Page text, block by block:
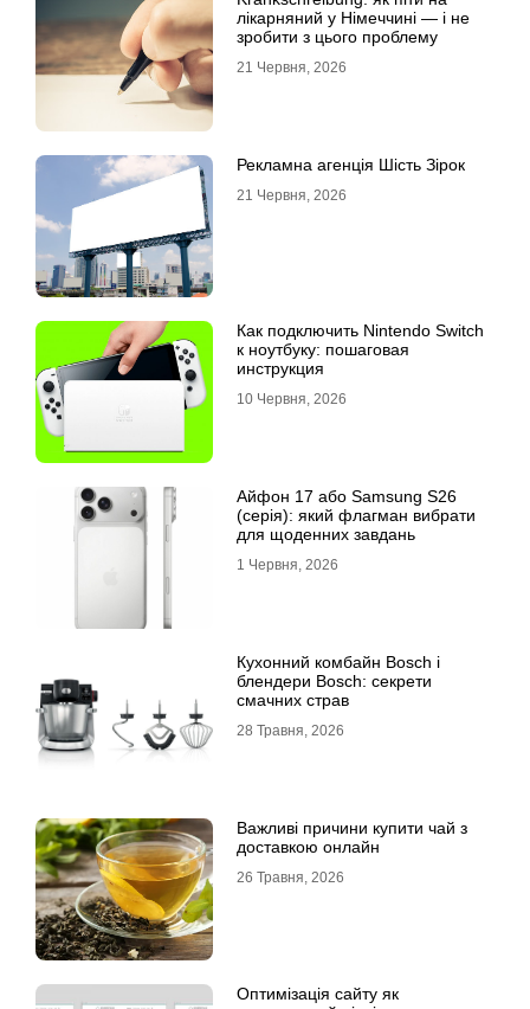
лікарняний у Німеччині — і не
зробити з цього проблему
21 Червня, 2026
Рекламна агенція Шість Зірок
21 Червня, 2026
Как подключить Nintendo Switch
к ноутбуку: пошаговая
инструкция
10 Червня, 2026
Айфон 17 або Samsung S26
(серія): який флагман вибрати
для щоденних завдань
1 Червня, 2026
Кухонний комбайн Bosch і
блендери Bosch: секрети
смачних страв
28 Травня, 2026
Важливі причини купити чай з
доставкою онлайн
26 Травня, 2026
Оптимізація сайту як